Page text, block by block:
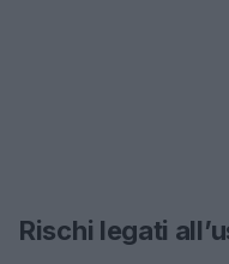
Rischi legati